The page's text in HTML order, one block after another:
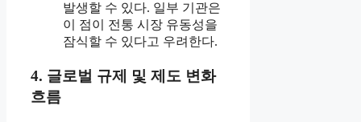
발생할 수 있다. 일부 기관은
이 점이 전통 시장 유동성을
잠식할 수 있다고 우려한다.
4. 글로벌 규제 및 제도 변화
흐름